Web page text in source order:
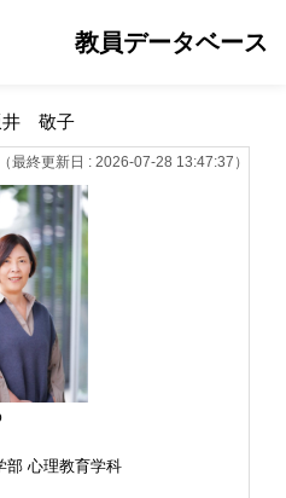
教員データベース
井 敬子
（最終更新日 : 2026-07-28 13:47:37）
部 心理教育学科